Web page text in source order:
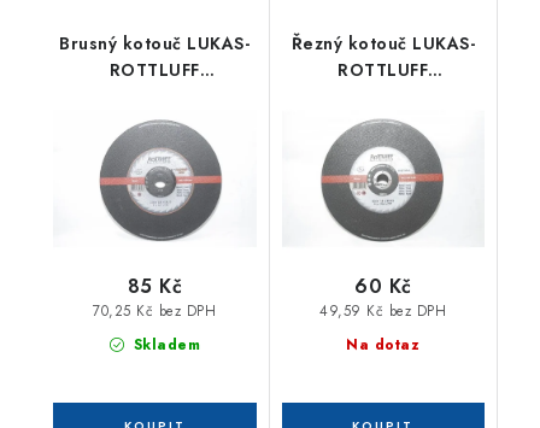
Brusný kotouč LUKAS-
ROTTLUFF
Skladem
70,25 Kč bez DPH
85 Kč
Řezný kotouč LUKAS-
ROTTLUFF
Na dotaz
49,59 Kč bez DPH
60 Kč